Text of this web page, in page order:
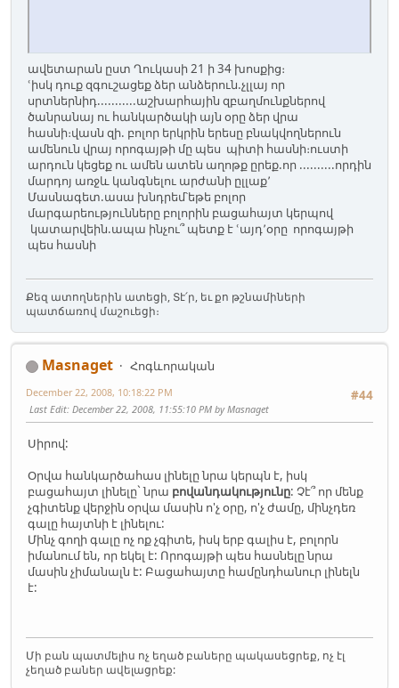
ավետարան ըստ Ղուկասի 21 ի 34 խոսքից։
ՙիսկ դուք զգուշացեք ձեր անձերուն.չլլայ որ
սրտներնիդ...........աշխարհային զբաղմունքներով
ծանրանայ ու հանկարծակի այն օրը ձեր վրա
հասնի։վասն զի. բոլոր երկրին երեսը բնակվողներուն
ամենուն վրայ որոգայթի մը պես պիտի հասնի։ուստի
արդուն կեցեք ու ամեն ատեն աղոթք ըրեք.որ ..........որդին
մարդոյ առջև կանգնելու արժանի ըլլաք՚
Մասնագետ.ասա խնդրեմ՝եթե բոլոր
մարգարեությունները բոլորին բացահայտ կերպով
կատարվեին.ապա ինչու՞ պետք է ՙայդ՚օրը որոգայթի
պես հասնի
Քեզ ատողներին ատեցի, Տէ՛ր, եւ քո թշնամիների
պատճառով մաշուեցի։
Masnaget
Հոգևորական
#44
December 22, 2008, 10:18:22 PM
Last Edit: December 22, 2008, 11:55:10 PM by Masnaget
Սիրով:
Օրվա հանկարծահաս լինելը նրա կերպն է, իսկ
բացահայտ լինելը` նրա բովանդակությունը: Չէ՞ որ մենք
չգիտենք վերջին օրվա մասին ո'չ օրը, ո'չ ժամը, մինչդեռ
գալը հայտնի է լինելու:
Մինչ գողի գալը ոչ ոք չգիտե, իսկ երբ գալիս է, բոլորն
իմանում են, որ եկել է: Որոգայթի պես հասնելը նրա
մասին չիմանալն է: Բացահայտը համընդհանուր լինելն
է:
Մի բան պատմելիս ոչ եղած բաները պակասեցրեք, ոչ էլ
չեղած բաներ ավելացրեք: